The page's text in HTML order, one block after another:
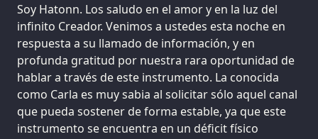
Soy Hatonn. Los saludo en el amor y en la luz del
infinito Creador. Venimos a ustedes esta noche en
respuesta a su llamado de información, y en
profunda gratitud por nuestra rara oportunidad de
hablar a través de este instrumento. La conocida
como Carla es muy sabia al solicitar sólo aquel canal
que pueda sostener de forma estable, ya que este
instrumento se encuentra en un déficit físico